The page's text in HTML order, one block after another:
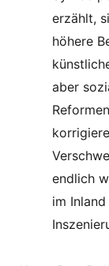
erzählt,
höhere
aber
endlich
im